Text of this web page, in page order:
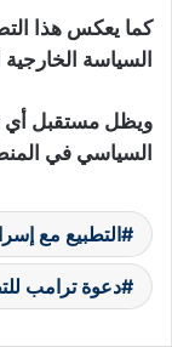
كما يعكس هذا
السياسة
ويظل مستقبل أي
السياسي في
التطبيع مع
دعوة ترامب